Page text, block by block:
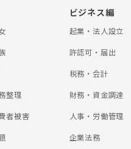
整理
者被害
ビジネス編
起業・法人設立
許認可・届出
税務・会計
財務・資金調達
人事・労働管理
企業法務